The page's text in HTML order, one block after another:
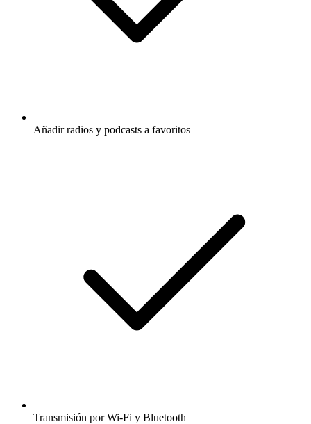
Añadir radios y podcasts a favoritos
Transmisión por Wi-Fi y Bluetooth